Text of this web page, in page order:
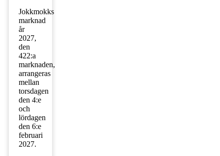
Jokkmokks
marknad
år
2027,
den
422:a
marknaden,
arrangeras
mellan
torsdagen
den 4:e
och
lördagen
den 6:e
februari
2027.